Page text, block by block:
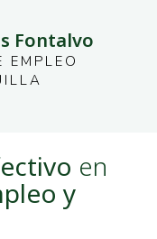
Fontalvo
EMPLEO
en
y